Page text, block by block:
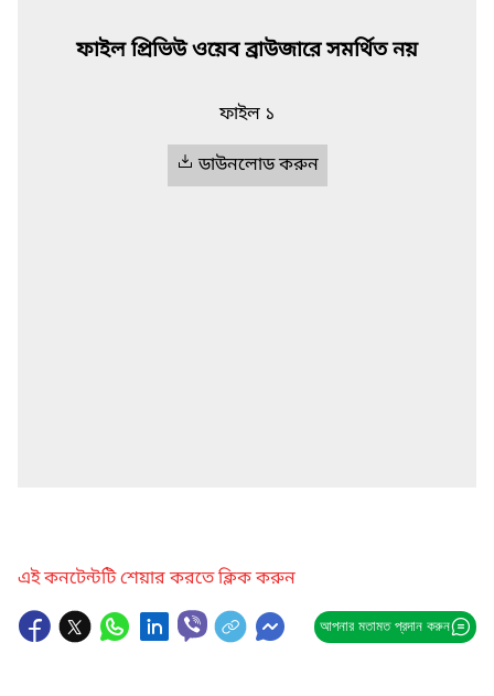
ফাইল প্রিভিউ ওয়েব ব্রাউজারে সমর্থিত নয়
ফাইল ১
ডাউনলোড করুন
এই কনটেন্টটি শেয়ার করতে ক্লিক করুন
আপনার মতামত প্রদান করুন